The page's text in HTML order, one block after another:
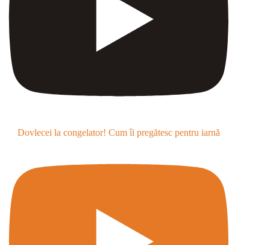
Dovlecei la congelator! Cum îi pregătesc pentru iarnă